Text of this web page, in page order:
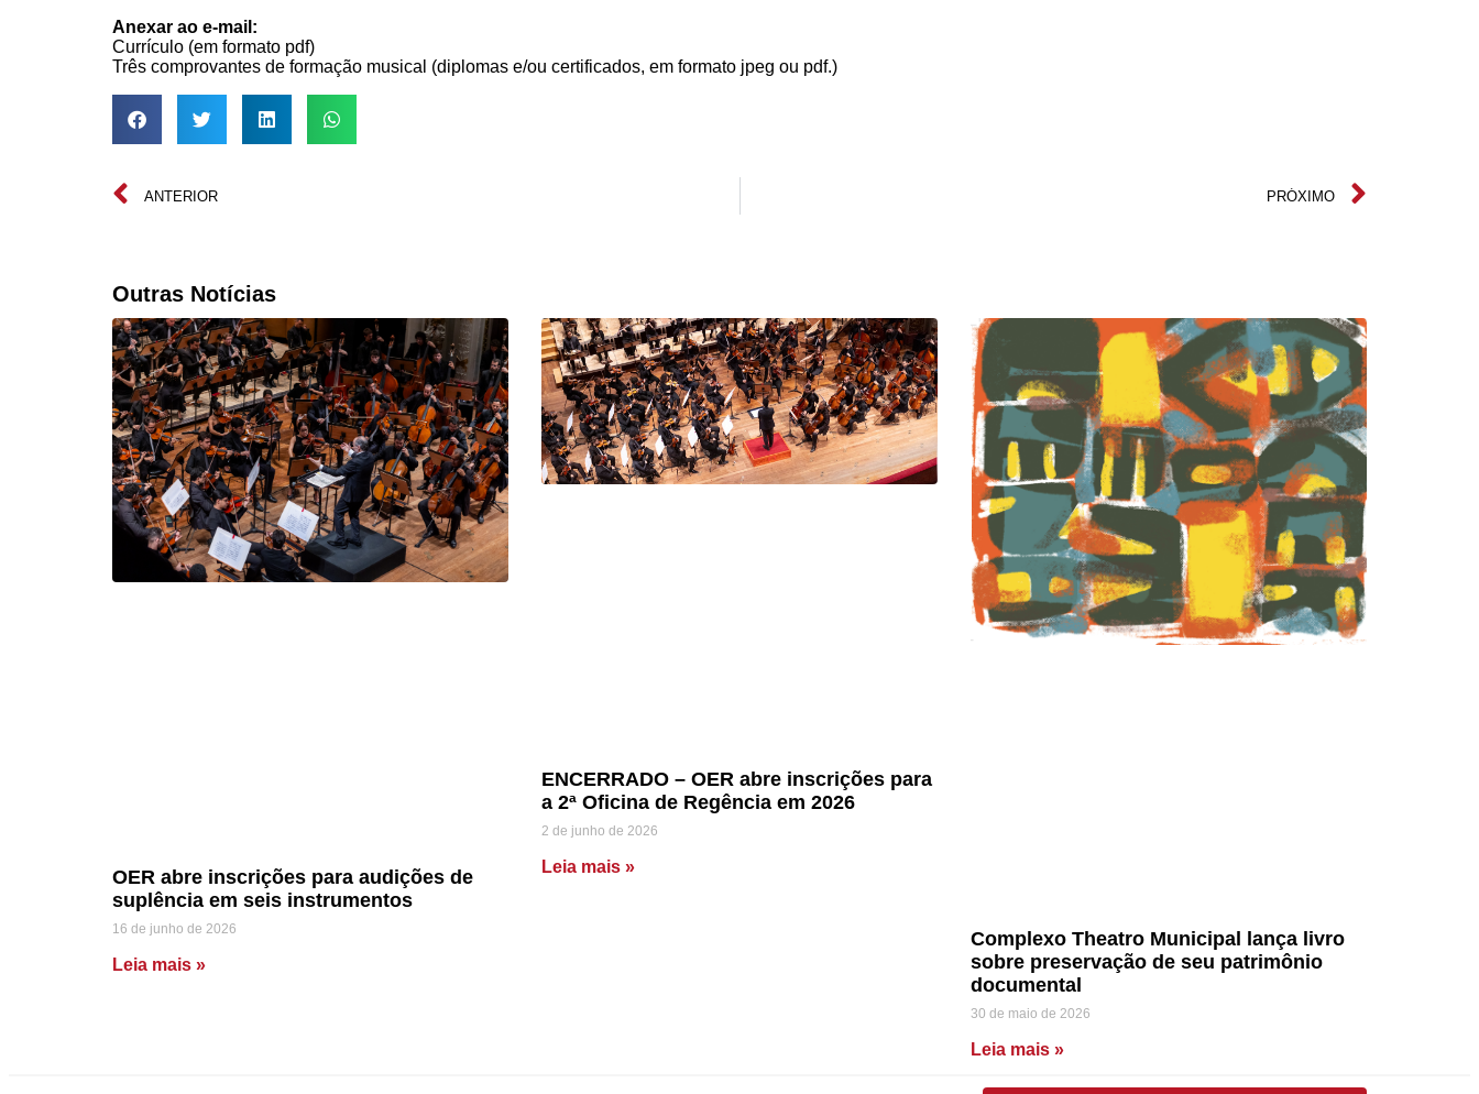
Anexar ao e-mail:
Currículo (em formato pdf)
Três comprovantes de formação musical (diplomas e/ou certificados, em formato jpeg ou pdf.)
ANTERIOR PRÓXIMO
Outras Notícias
OER abre inscrições para audições de
suplência em seis instrumentos
16 de junho de 2026
Leia mais »
ENCERRADO – OER abre inscrições para
a 2ª Oficina de Regência em 2026
2 de junho de 2026
Leia mais »
Complexo Theatro Municipal lança livro
sobre preservação de seu patrimônio
documental
30 de maio de 2026
Leia mais »